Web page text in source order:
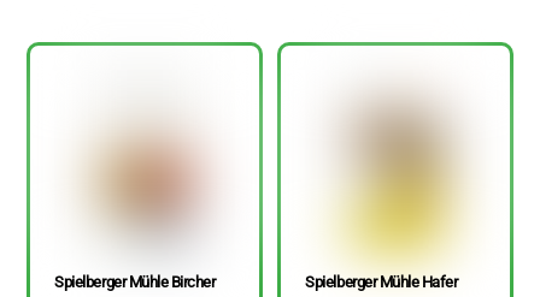
Spielberger Mühle Bircher
Spielberger Mühle Hafer